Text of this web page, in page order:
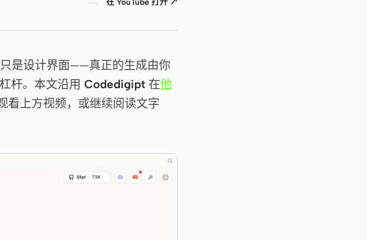
在 YouTube 打开 ↗
是设计界面——真正的生成由你
杆。本文沿用 Codedigipt 在他
看上方视频，或继续阅读文字